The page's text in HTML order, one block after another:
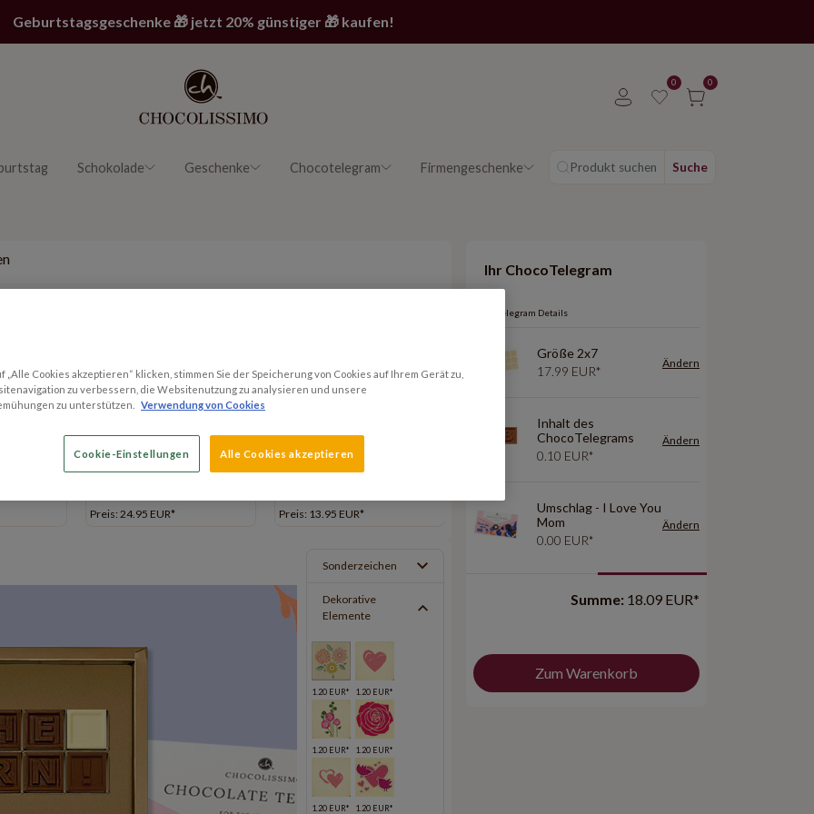
Geburtstagsgeschenke 🎁 jetzt 20% günstiger 🎁 kaufen!
0 0
Schokolade Geschenke Chocotelegram Firmengeschenke Produkt suchen Suche
2,8 x 1,0 cm; ohne Alkohol)
3x7
Preis: 24.95 EUR*
1x8
Preis: 13.95 EUR*
Preis: 19.99 EUR*
Preis: 24.95 EUR*
4x8
Preis: 27.99 EUR*
Sonderzeichen
Dekorative
Elemente
1.20 EUR* 1.20 EUR*
1.20 EUR* 1.20 EUR*
1.20 EUR* 1.20 EUR*
Ihr ChocoTelegram
ChocoTelegram Details
Größe 2x7
17.99 EUR*
Ändern
Inhalt des
ChocoTelegrams
0.10 EUR*
Ändern
Umschlag - I Love You
Mom
0.00 EUR*
Ändern
Summe: 18.09 EUR*
Zum Warenkorb
„Alle Cookies akzeptieren“ klicken, stimmen Sie der Speicherung von Cookies auf Ihrem Gerät zu,
zu verbessern, die Websitenutzung zu analysieren und unsere
zu unterstützen.
Verwendung von Cookies
Cookie-Einstellungen Alle Cookies akzeptieren